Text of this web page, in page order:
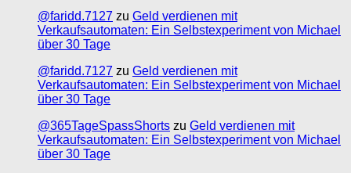
@faridd.7127 zu Geld verdienen mit
Verkaufsautomaten: Ein Selbstexperiment von Michael
über 30 Tage
@faridd.7127 zu Geld verdienen mit
Verkaufsautomaten: Ein Selbstexperiment von Michael
über 30 Tage
@365TageSpassShorts zu Geld verdienen mit
Verkaufsautomaten: Ein Selbstexperiment von Michael
über 30 Tage